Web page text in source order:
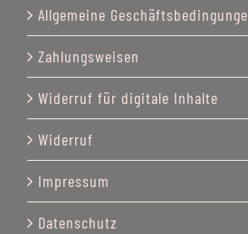
Allgemeine
Zahlungsweisen
Widerruf für digitale Inhalte
Widerruf
Impressum
Datenschutz